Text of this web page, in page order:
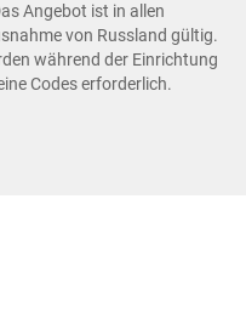
Angebot ist in allen
von Russland gültig.
während der Einrichtung
Codes erforderlich.